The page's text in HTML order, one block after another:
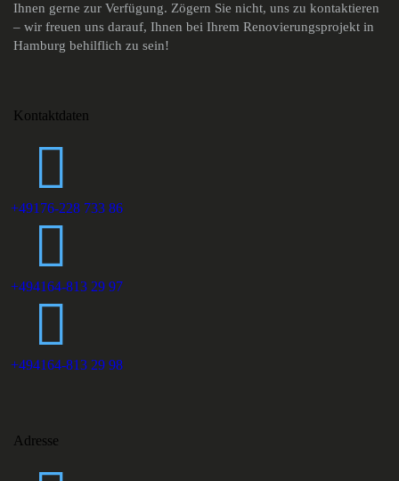
Ihnen gerne zur Verfügung. Zögern Sie nicht, uns zu kontaktieren
– wir freuen uns darauf, Ihnen bei Ihrem Renovierungsprojekt in
Hamburg behilflich zu sein!
Kontaktdaten
+49176-228 733 86
+494164-813 29 97
+494164-813 29 98
Adresse